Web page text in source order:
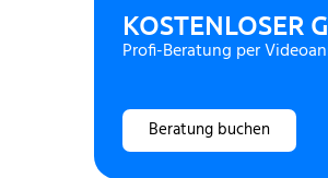
KOSTENLOSER
Profi-Beratung per
Beratung buchen